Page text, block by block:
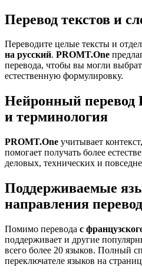
Перевод текстов и
Переводите целые тексты и
на русский. PROMT.One
перевода, чтобы вы могли
естественную формулировку.
Нейронный перевод
и терминология
PROMT.One учитывает
помогает получать более
деловых, технических и
Поддерживаемые
направления
Помимо перевода с
поддерживает и другие
всего более 20 языков. Полный
переключателе языков на